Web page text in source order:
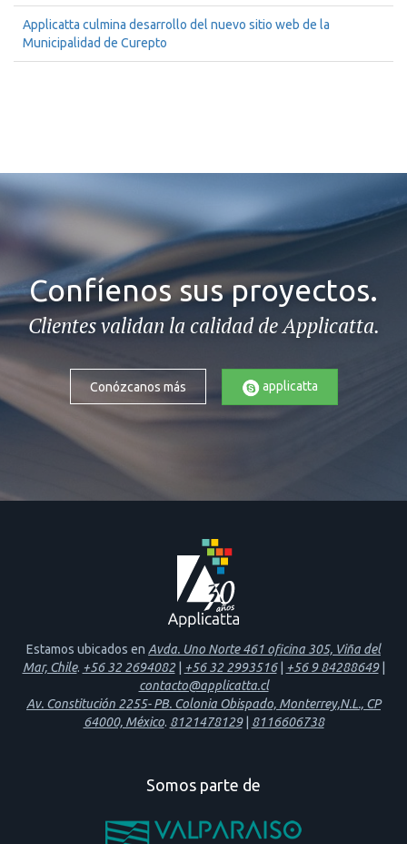
Applicatta culmina desarrollo del nuevo sitio web de la
Municipalidad de Curepto
Confíenos sus proyectos.
Clientes validan la calidad de Applicatta.
Conózcanos más applicatta
Estamos ubicados en Avda. Uno Norte 461 oficina 305, Viña del
Mar, Chile. +56 32 2694082| +56 32 2993516| +56 9 84288649|
contacto@applicatta.cl
Av. Constitución 2255- PB. Colonia Obispado, Monterrey,N.L., CP
64000, México. 8121478129| 8116606738
Somos parte de